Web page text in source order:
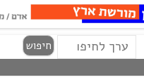
Search חיפוש